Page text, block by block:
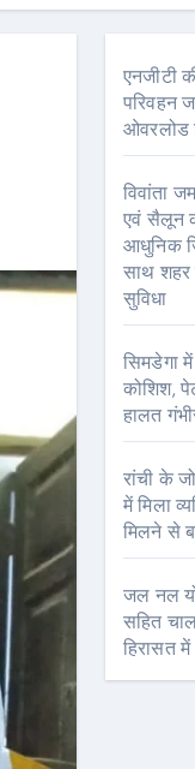
एनजीटी
परिवहन
ओवरलोड
विवांता
एवं सैलून
आधुनिक
साथ शहर
सुविधा
सिमडेगा
कोशिश,
हालत
रांची के
में मिला
मिलने से
जल नल
सहित
हिरासत में